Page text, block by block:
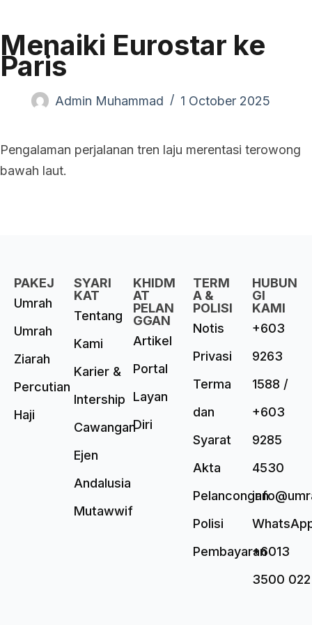
Menaiki Eurostar ke
Paris
Admin Muhammad 1 October 2025
Pengalaman perjalanan tren laju merentasi terowong
bawah laut.
PAKEJ
Umrah
Umrah
Ziarah
Percutian
Haji
SYARI
KAT
Tentang
Kami
Karier &
Intership
Cawangan
Ejen
Andalusia
Mutawwif
KHIDM
AT
PELAN
GGAN
Artikel
Portal
Layan
Diri
TERM
A &
POLISI
Notis
Privasi
Terma
dan
Syarat
Akta
Pelancongan
Polisi
Pembayaran
HUBUN
GI
KAMI
+603
9263
1588 /
+603
9285
4530
+6013
3500 022